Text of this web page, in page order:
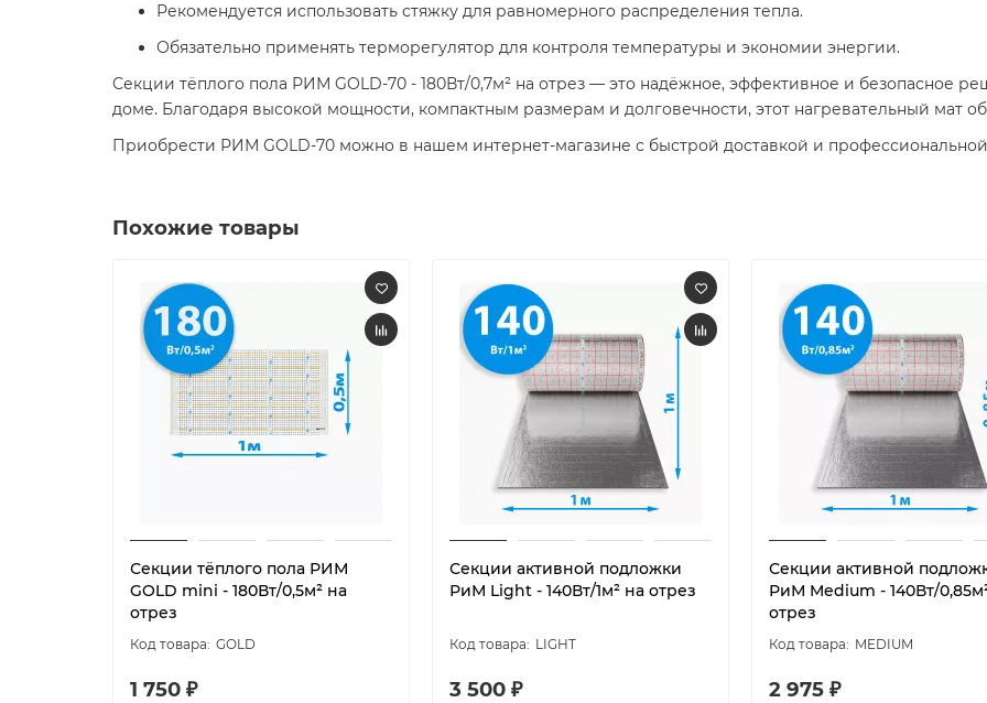
Рекомендуется использовать стяжку для равномерного распределения тепла.
Обязательно применять терморегулятор для контроля температуры и экономии энергии.
Секции тёплого пола РИМ GOLD-70 - 180Вт/0,7м² на отрез — это надёжное, эффективное и безопасное
доме. Благодаря высокой мощности, компактным размерам и долговечности, этот нагревательный мат
Приобрести РИМ GOLD-70 можно в нашем интернет-магазине с быстрой доставкой и
Похожие товары
Секции тёплого пола РИМ
GOLD mini - 180Вт/0,5м² на
отрез
GOLD
1 750 ₽
Секции активной подложки
РиМ Light - 140Вт/1м² на отрез
LIGHT
3 500 ₽
Секции активной
РиМ Medium - 140Вт/
отрез
MEDIUM
2 975 ₽